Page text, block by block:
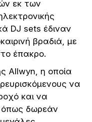
εκ των
DJ sets έδιναν
βραδιά, με
έπακρο.
Allwyn, η οποία
να
και να
όπως δωρεάν